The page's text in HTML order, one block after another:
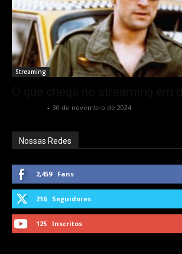
Streaming
- 30 de novembro de 2024
Nossas Redes
2,459 Fans
216 Seguidores
125 Inscritos